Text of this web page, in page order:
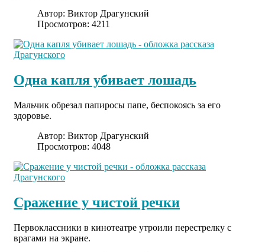
Автор: Виктор Драгунский
Просмотров: 4211
Одна капля убивает лошадь
Мальчик обрезал папиросы папе, беспокоясь за его
здоровье.
Автор: Виктор Драгунский
Просмотров: 4048
Сражение у чистой речки
Первоклассники в кинотеатре утроили перестрелку с
врагами на экране.